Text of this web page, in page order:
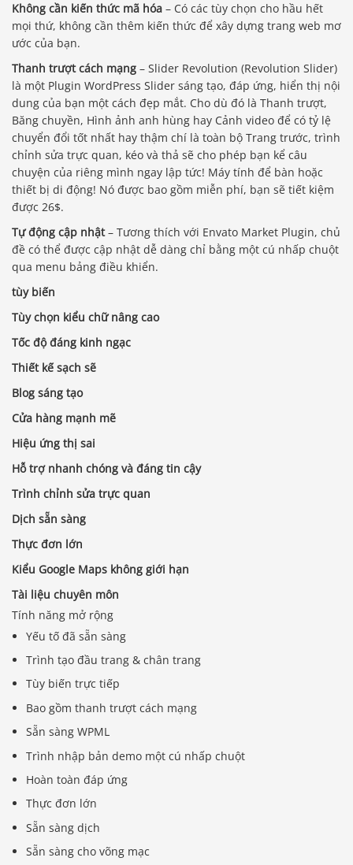
Không cần kiến ​​thức mã hóa – Có các tùy chọn cho hầu hết
mọi thứ, không cần thêm kiến ​​thức để xây dựng trang web mơ
ước của bạn.
Thanh trượt cách mạng – Slider Revolution (Revolution Slider)
là một Plugin WordPress Slider sáng tạo, đáp ứng, hiển thị nội
dung của bạn một cách đẹp mắt. Cho dù đó là Thanh trượt,
Băng chuyền, Hình ảnh anh hùng hay Cảnh video để có tỷ lệ
chuyển đổi tốt nhất hay thậm chí là toàn bộ Trang trước, trình
chỉnh sửa trực quan, kéo và thả sẽ cho phép bạn kể câu
chuyện của riêng mình ngay lập tức! Máy tính để bàn hoặc
thiết bị di động! Nó được bao gồm miễn phí, bạn sẽ tiết kiệm
được 26$.
Tự động cập nhật– Tương thích với Envato Market Plugin, chủ
đề có thể được cập nhật dễ dàng chỉ bằng một cú nhấp chuột
qua menu bảng điều khiển.
tùy biến
Tùy chọn kiểu chữ nâng cao
Tốc độ đáng kinh ngạc
Thiết kế sạch sẽ
Blog sáng tạo
Cửa hàng mạnh mẽ
Hiệu ứng thị sai
Hỗ trợ nhanh chóng và đáng tin cậy
Trình chỉnh sửa trực quan
Dịch sẵn sàng
Thực đơn lớn
Kiểu Google Maps không giới hạn
Tài liệu chuyên môn
Tính năng mở rộng
Yếu tố đã sẵn sàng
Trình tạo đầu trang & chân trang
Tùy biến trực tiếp
Bao gồm thanh trượt cách mạng
Sẵn sàng WPML
Trình nhập bản demo một cú nhấp chuột
Hoàn toàn đáp ứng
Thực đơn lớn
Sẵn sàng dịch
Sẵn sàng cho võng mạc